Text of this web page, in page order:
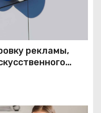
рекламы,